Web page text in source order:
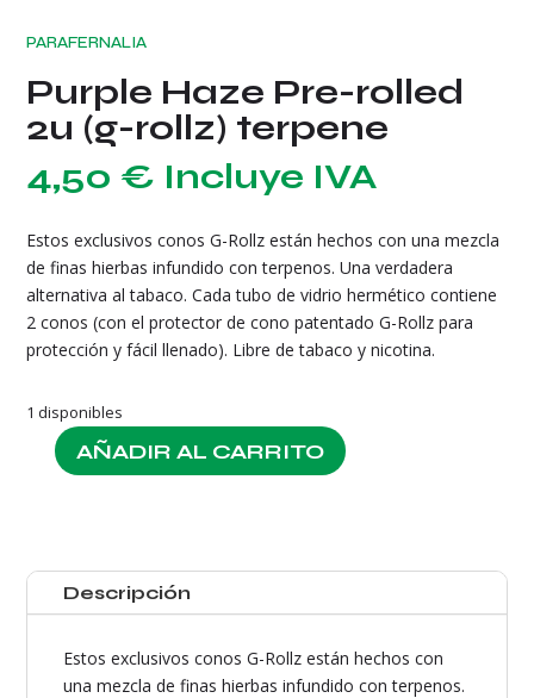
PARAFERNALIA
Purple Haze Pre-rolled
2u (g-rollz) terpene
4,50 € Incluye IVA
Estos exclusivos conos G-Rollz están hechos con una mezcla
de finas hierbas infundido con terpenos. Una verdadera
alternativa al tabaco. Cada tubo de vidrio hermético contiene
2 conos (con el protector de cono patentado G-Rollz para
protección y fácil llenado). Libre de tabaco y nicotina.
1 disponibles
Purple
2u
terpene
cantidad
AÑADIR AL CARRITO
Descripción
Estos exclusivos conos G-Rollz están hechos con
una mezcla de finas hierbas infundido con terpenos.